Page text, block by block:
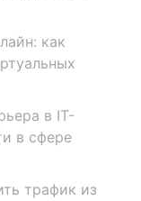
как
в IT-
в сфере
трафик из